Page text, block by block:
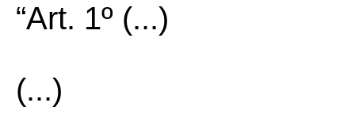
“Art. 1º (...)
(...)